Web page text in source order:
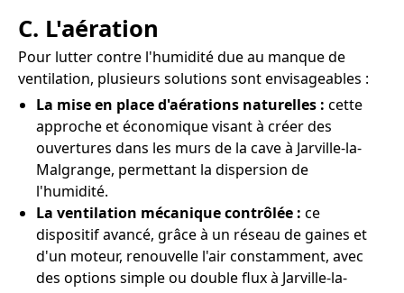
C. L'aération
Pour lutter contre l'humidité due au manque de
ventilation, plusieurs solutions sont envisageables :
La mise en place d'aérations naturelles : cette
approche et économique visant à créer des
ouvertures dans les murs de la cave à Jarville-la-
Malgrange, permettant la dispersion de
l'humidité.
La ventilation mécanique contrôlée : ce
dispositif avancé, grâce à un réseau de gaines et
d'un moteur, renouvelle l'air constamment, avec
des options simple ou double flux à Jarville-la-